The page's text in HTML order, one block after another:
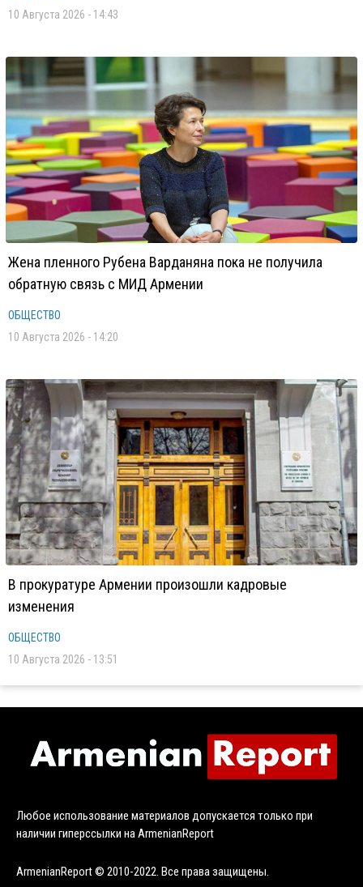
10 Августа 2026 - 14:43
Жена пленного Рубена Варданяна пока не получила
обратную связь с МИД Армении
ОБЩЕСТВО
10 Августа 2026 - 14:20
В прокуратуре Армении произошли кадровые
изменения
ОБЩЕСТВО
10 Августа 2026 - 13:51
Любое использование материалов допускается только при
наличии гиперссылки на ArmenianReport
ArmenianReport © 2010-2022. Все права защищены.